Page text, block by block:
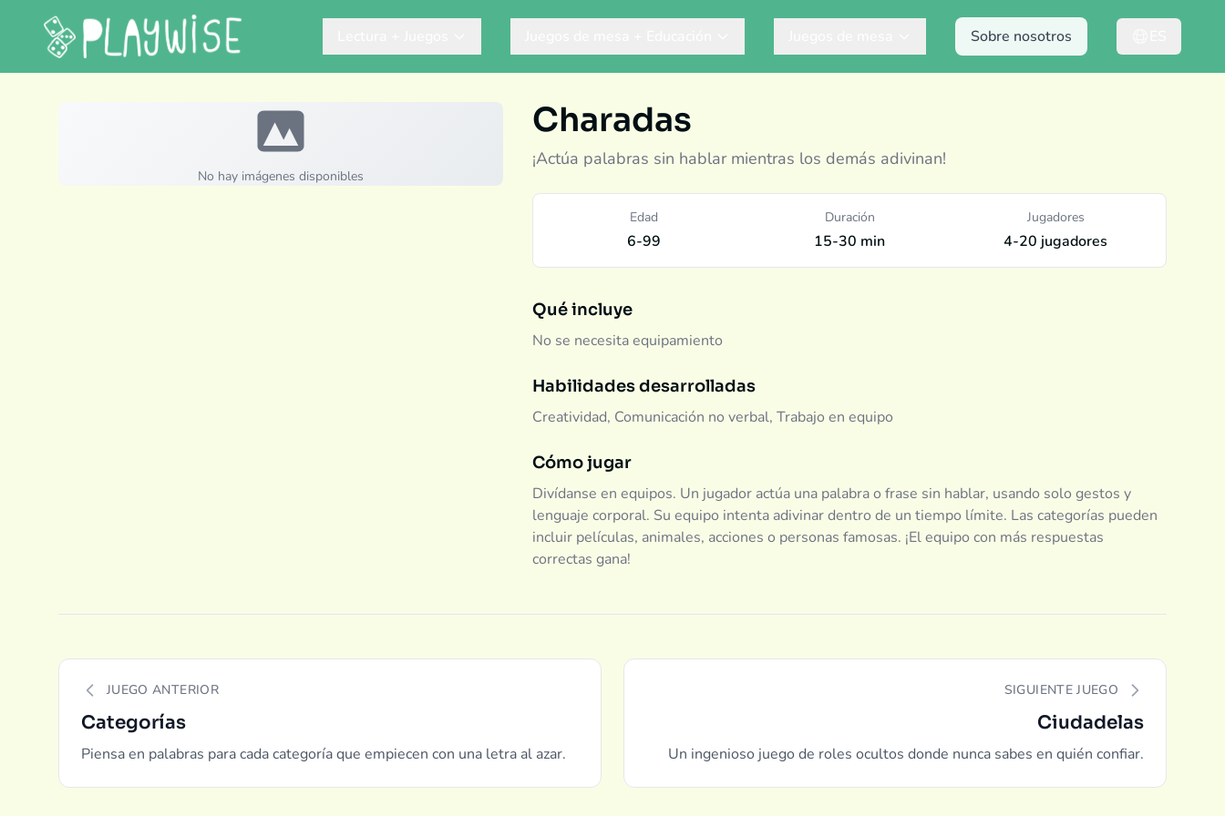
Sobre nosotros
No hay imágenes disponibles
Charadas
¡Actúa palabras sin hablar mientras los demás adivinan!
Edad
6-99
Duración
15-30 min
Jugadores
4-20 jugadores
Qué incluye
No se necesita equipamiento
Habilidades desarrolladas
Creatividad, Comunicación no verbal, Trabajo en equipo
Cómo jugar
Divídanse en equipos. Un jugador actúa una palabra o frase sin hablar, usando solo gestos y
lenguaje corporal. Su equipo intenta adivinar dentro de un tiempo límite. Las categorías pueden
incluir películas, animales, acciones o personas famosas. ¡El equipo con más respuestas
correctas gana!
JUEGO ANTERIOR
Categorías
Piensa en palabras para cada categoría que empiecen con una letra al azar.
SIGUIENTE JUEGO
Ciudadelas
Un ingenioso juego de roles ocultos donde nunca sabes en quién confiar.